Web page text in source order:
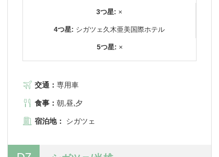
3つ星: ×
4つ星: シガツェ久木亜美国際ホテル
5つ星: ×
交通： 専用車
食事： 朝,昼,夕
宿泊地： シガツェ